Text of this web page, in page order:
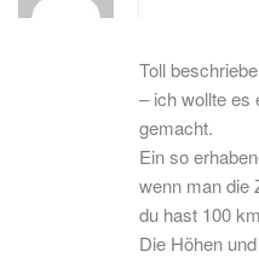
Toll
– ich wollte es
gemacht.
Ein so
wenn man die
du hast 100
Die Höhen